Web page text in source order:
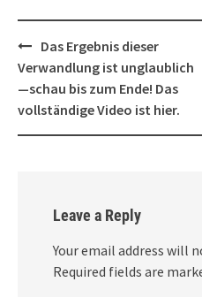
Post
navigation
Das Ergebnis dieser
Verwandlung ist unglaublich
—schau bis zum Ende! Das
vollständige Video ist hier.
Leave a Reply
Your email address will
Required fields are